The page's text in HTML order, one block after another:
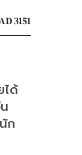
3151
ได้
ก